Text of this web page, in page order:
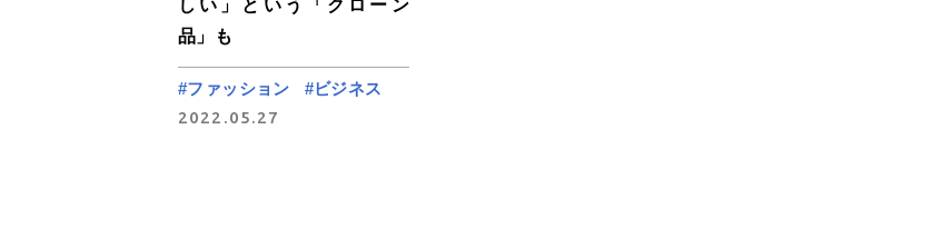
しい」という「クローン
品」も
#ファッション
#ビジネス
2022.05.27